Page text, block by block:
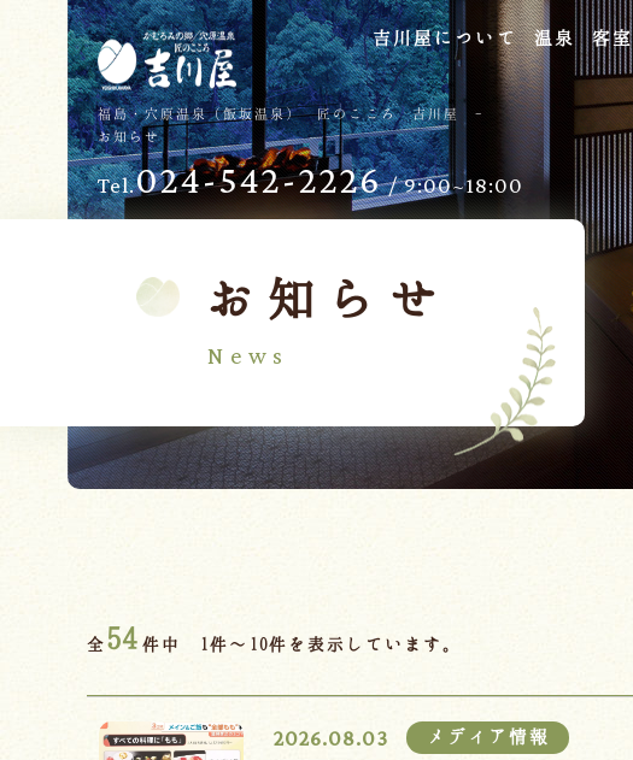
福島・穴原温泉（飯坂温泉） 匠のこころ 吉川屋 -
お知らせ
吉川屋について 温泉 客室
Tel.024-542-2226/ 9:00~18:00
お知らせ
News
全 54 件中 1件～10件を表示しています。
2026.08.03
メディア情報
TOP
吉川屋について
温泉
せせらぎの杜
過ごし方
お子様向けサービス
バリアフリー
交通のご案内
吉川屋で過ごす特別な日
Follow us